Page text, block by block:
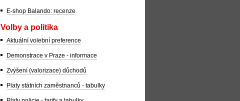
E-shop Balando: recenze
Volby a politika
Aktuální volební preference
Demonstrace v Praze - informace
Zvýšení (valorizace) důchodů
Platy státních zaměstnanců - tabulky